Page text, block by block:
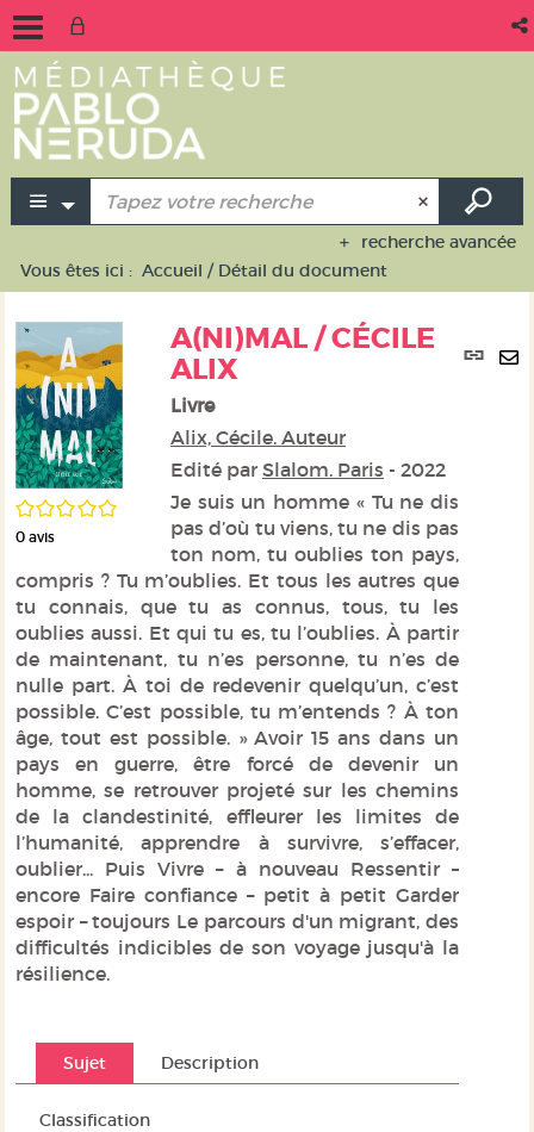
recherche avancée
Vous êtes ici : Accueil / Détail du document
/5
0 avis
A(NI)MAL / CÉCILE
ALIX
Livre
Alix, Cécile. Auteur
Edité par Slalom. Paris - 2022
Je suis un homme « Tu ne dis
pas d’où tu viens, tu ne dis pas
ton nom, tu oublies ton pays,
compris ? Tu m’oublies. Et tous les autres que
tu connais, que tu as connus, tous, tu les
oublies aussi. Et qui tu es, tu l’oublies. À partir
de maintenant, tu n’es personne, tu n’es de
nulle part. À toi de redevenir quelqu’un, c’est
possible. C’est possible, tu m’entends ? À ton
âge, tout est possible. » Avoir 15 ans dans un
pays en guerre, être forcé de devenir un
homme, se retrouver projeté sur les chemins
de la clandestinité, effleurer les limites de
l’humanité, apprendre à survivre, s’effacer,
oublier... Puis Vivre – à nouveau Ressentir –
encore Faire confiance – petit à petit Garder
espoir – toujours Le parcours d'un migrant, des
difficultés indicibles de son voyage jusqu'à la
résilience.
Sujet Description
Classification